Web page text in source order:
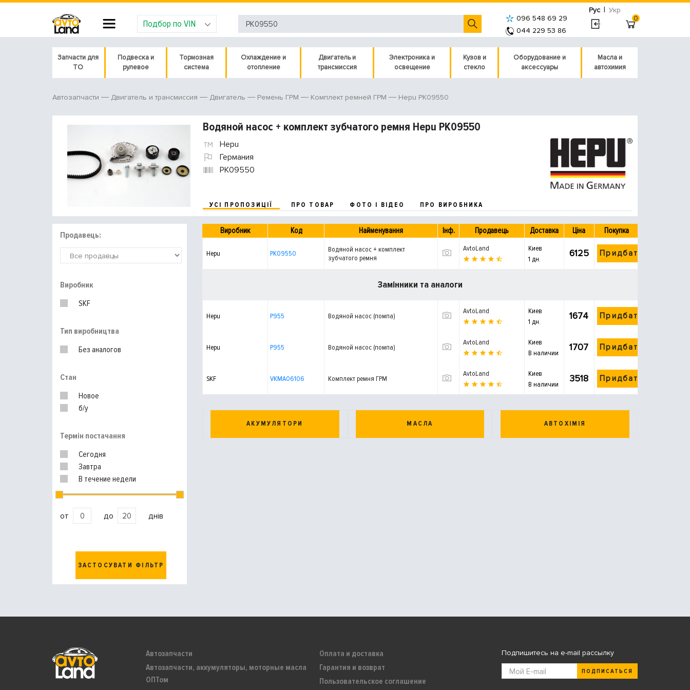
Рус | Укр
Подбор по VIN
096 548 69 29
044 229 53 86
0
Запчасти для
ТО
Подвеска и
рулевое
Тормозная
система
Охлаждение и
отопление
Двигатель и
трансмиссия
Электроника и
освещение
Кузов и
стекло
Оборудование и
аксессуары
Масла и
автохимия
Автозапчасти Двигатель и трансмиссия Двигатель Ремень ГРМ Комплект ремней ГРМ Hepu PK09550
Водяной насос + комплект зубчатого ремня Hepu PK09550
Hepu
Германия
PK09550
УСІ ПРОПОЗИЦІЇ ПРО ТОВАР ФОТО І ВІДЕО ПРО ВИРОБНИКА
Продавець:
Виробник
SKF
Тип виробництва
Без аналогов
Стан
Новое
б/у
Термін постачання
Сегодня
Завтра
В течение недели
от до днів
ЗАСТОСУВАТИ ФІЛЬТР
Виробник Код Найменування Інф. Продавець Доставка Ціна Покупка
Hepu PK09550
Водяной насос + комплект
зубчатого ремня
AvtoLand
Киев
1 дн.
6125 Придбати
Замінники та аналоги
Hepu P955 Водяной насос (помпа)
AvtoLand
Киев
1 дн.
1674 Придбати
Hepu P955 Водяной насос (помпа)
AvtoLand
Киев
В наличии
1707 Придбати
SKF VKMA06106 Комплект ремня ГРМ
AvtoLand
Киев
В наличии
3518 Придбати
АКУМУЛЯТОРИ МАСЛА АВТОХІМІЯ
Автозапчасти
Автозапчасти, аккумуляторы, моторные масла
ОПТом
Оплата и доставка
Гарантия и возврат
Пользовательское соглашение
Подпишитесь на e-mail рассылку
ПОДПИСАТЬСЯ